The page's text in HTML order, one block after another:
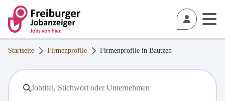
Startseite Firmenprofile Firmenprofile in Bautzen